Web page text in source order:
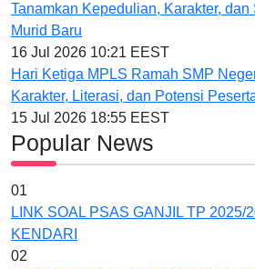
Tanamkan Kepedulian, Karakter,
Murid Baru
16 Jul 2026 10:21 EEST
Hari Ketiga MPLS Ramah SMP
Karakter, Literasi, dan Potensi
15 Jul 2026 18:55 EEST
Popular News
01
LINK SOAL PSAS GANJIL TP 2025/
KENDARI
02